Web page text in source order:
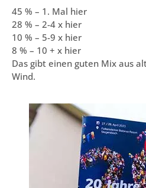
45 % – 1. Mal hier
28 % – 2-4 x hier
10 % – 5-9 x hier
8 % – 10 + x hier
Das gibt einen guten Mix aus
Wind.